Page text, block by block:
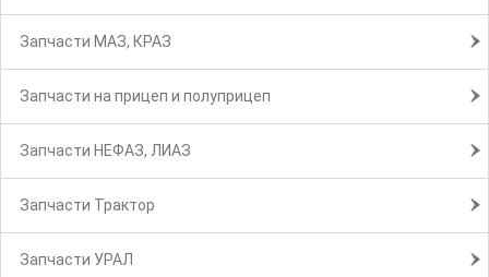
Запчасти МАЗ, КРАЗ
Запчасти на прицеп и полуприцеп
Запчасти НЕФАЗ, ЛИАЗ
Запчасти Трактор
Запчасти УРАЛ